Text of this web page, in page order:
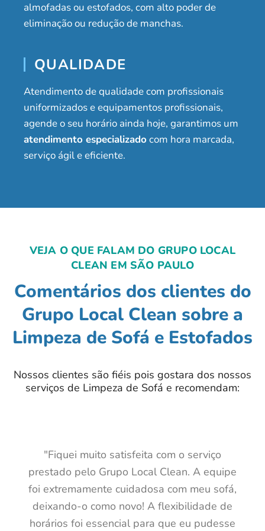
almofadas ou estofados, com alto poder de
eliminação ou redução de manchas.
QUALIDADE
Atendimento de qualidade com profissionais
uniformizados e equipamentos profissionais,
agende o seu horário ainda hoje, garantimos um
atendimento especializado com hora marcada,
serviço ágil e eficiente.
VEJA O QUE FALAM DO GRUPO LOCAL
CLEAN EM SÃO PAULO
Comentários dos clientes do
Grupo Local Clean sobre a
Limpeza de Sofá e Estofados
Nossos clientes são fiéis pois gostara dos nossos
serviços de Limpeza de Sofá e recomendam:
"Fiquei muito satisfeita com o serviço
prestado pelo Grupo Local Clean. A equipe
foi extremamente cuidadosa com meu sofá,
deixando-o como novo! A flexibilidade de
horários foi essencial para que eu pudesse